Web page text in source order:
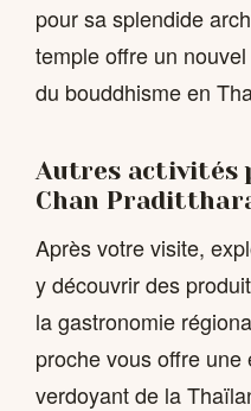
pour sa splendide
temple offre un
du bouddhisme en
Autres activités
Chan
Après votre visite,
y découvrir des
la gastronomie
proche vous offre
verdoyant de la